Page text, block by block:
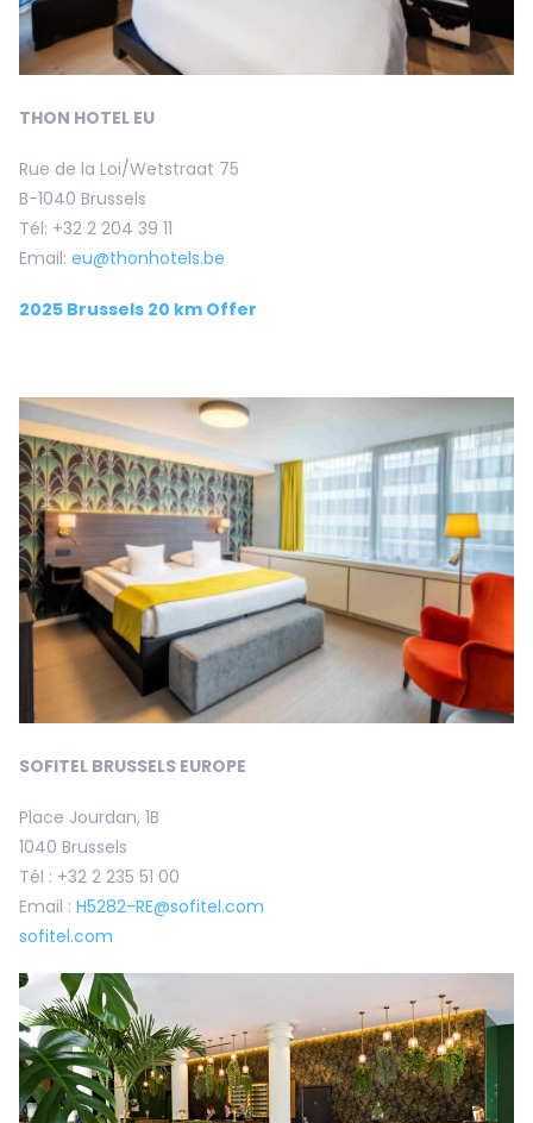
THON HOTEL EU
Rue de la Loi/Wetstraat 75
B-1040 Brussels
Tél: +32 2 204 39 11
Email: eu@thonhotels.be
2025 Brussels 20 km Offer
SOFITEL BRUSSELS EUROPE
Place Jourdan, 1B
1040 Brussels
Tél : +32 2 235 51 00
Email : H5282-RE@sofitel.com
sofitel.com